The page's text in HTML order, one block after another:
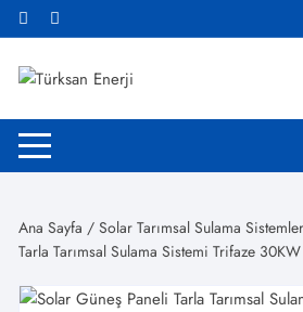
Skip
to
content
Ana Sayfa /Solar Tarımsal Sulama
Tarla Tarımsal Sulama Sistemi Trifaze